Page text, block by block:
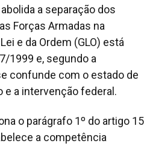
a separação dos
Forças Armadas na
e da Ordem (GLO) está
1999 e, segundo a
confunde com o estado de
e a intervenção federal.
o parágrafo 1º do artigo 15
a competência